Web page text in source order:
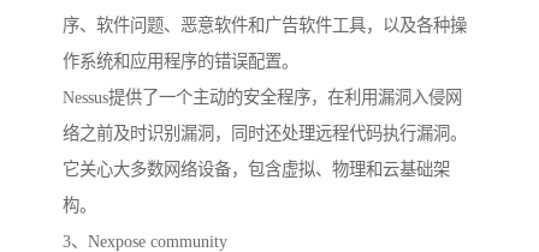
序、软件问题、恶意软件和广告软件工具，以及各种操
作系统和应用程序的错误配置。
Nessus提供了一个主动的安全程序，在利用漏洞入侵网
络之前及时识别漏洞，同时还处理远程代码执行漏洞。
它关心大多数网络设备，包含虚拟、物理和云基础架
构。
3、Nexpose community